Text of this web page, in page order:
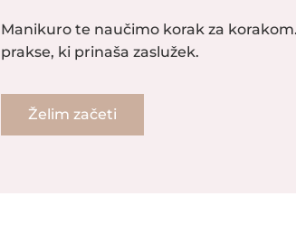
Manikuro te naučimo korak za
prakse, ki prinaša zaslužek.
Želim začeti